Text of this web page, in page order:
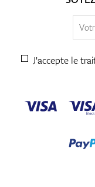
J'accepte le